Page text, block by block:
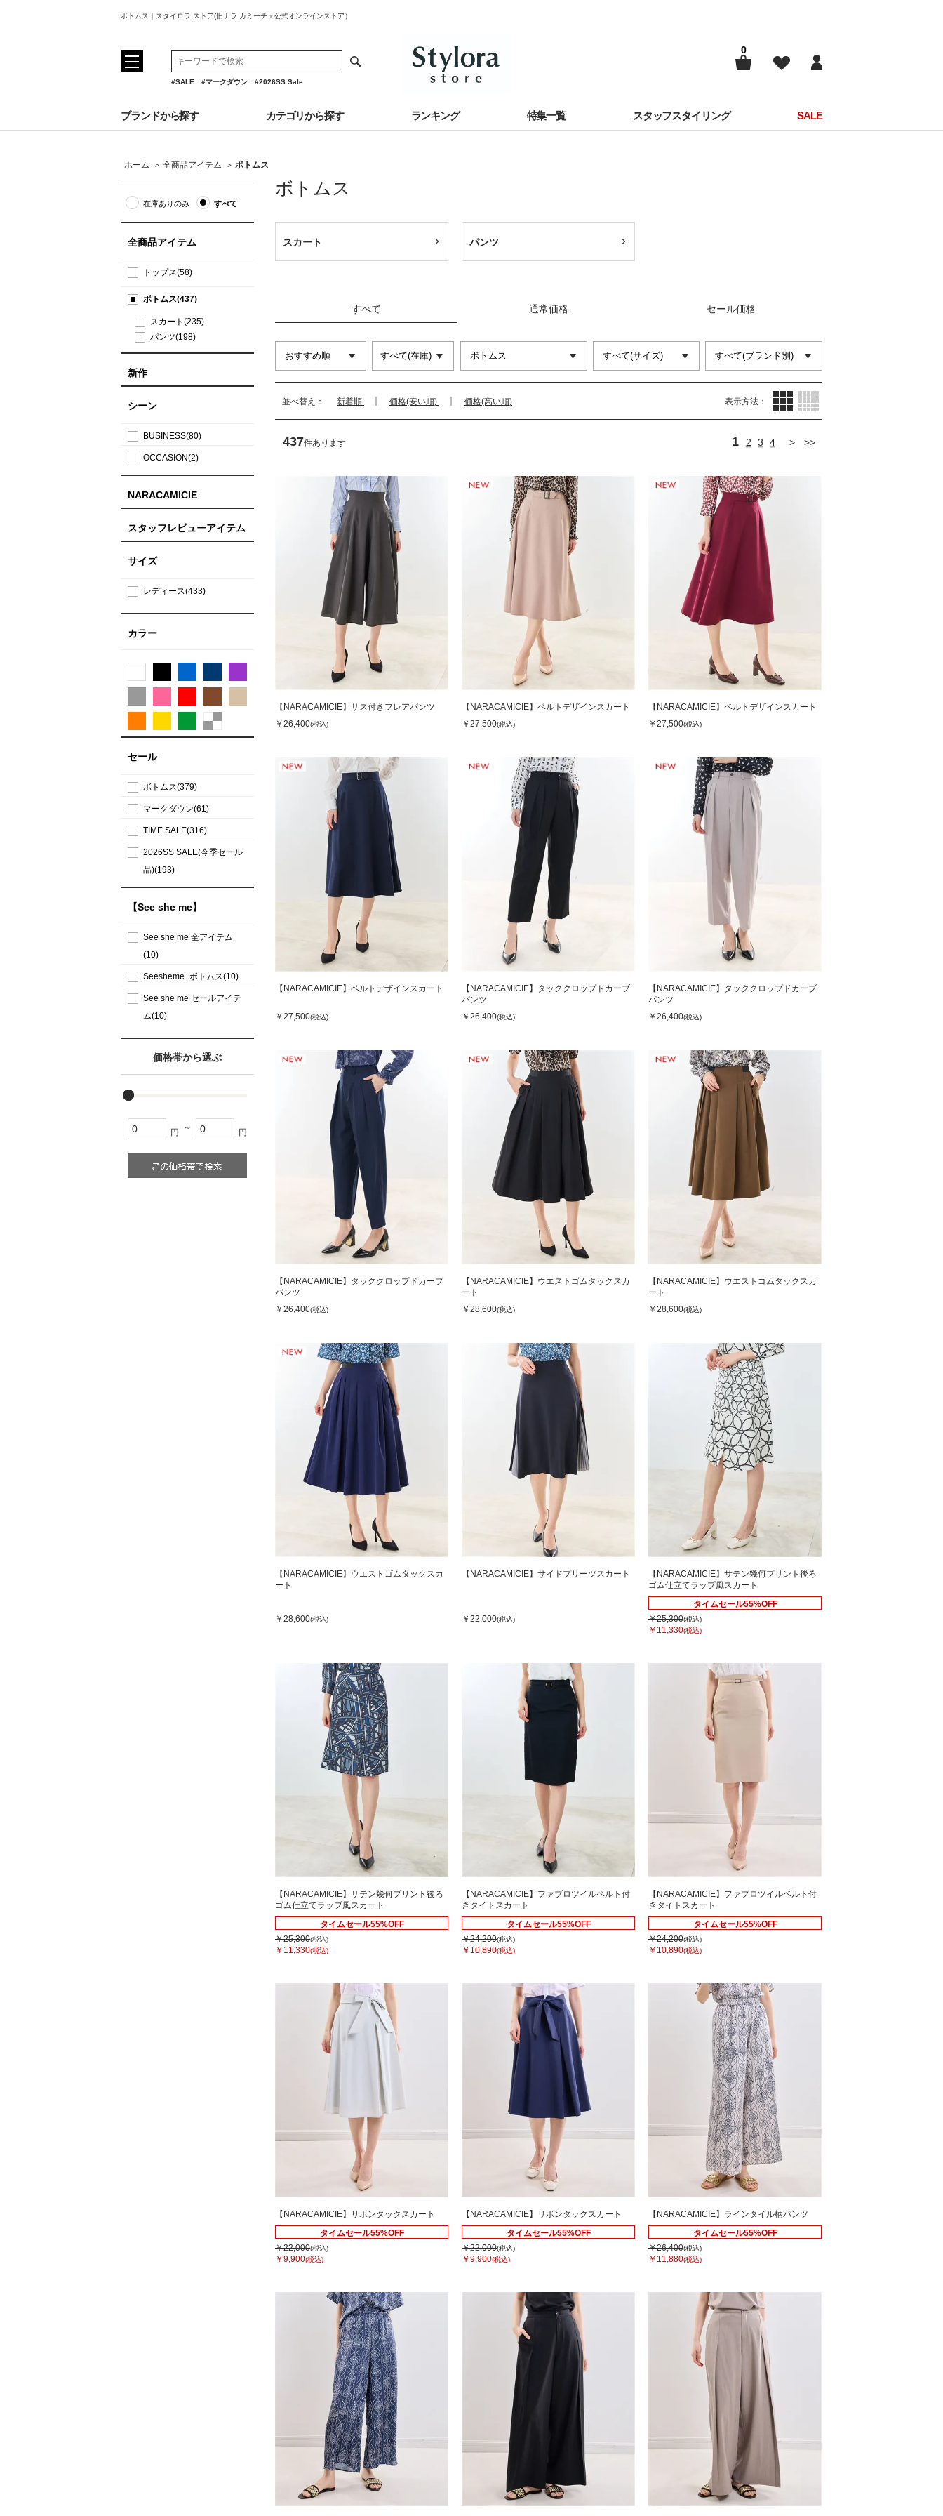
ボトムス｜スタイロラ ストア(旧ナラ カミーチェ公式オンラインストア）
#SALE #マークダウン #2026SS Sale
0
ブランドから探す カテゴリから探す ランキング 特集一覧 スタッフスタイリング SALE
ホーム > 全商品アイテム > ボトムス
ボトムス
スカート パンツ
すべて 通常価格 セール価格
並べ替え： 新着順 価格(安い順) 価格(高い順) 表示方法： サムネイル(3列)
437件あります 1 2 3 4 > >>
【NARACAMICIE】サス付きフレアパンツ
￥26,400(税込)
【NARACAMICIE】ベルトデザインスカート
￥27,500(税込)
【NARACAMICIE】ベルトデザインスカート
￥27,500(税込)
【NARACAMICIE】ベルトデザインスカート
￥27,500(税込)
【NARACAMICIE】タッククロップドカーブ
パンツ
￥26,400(税込)
【NARACAMICIE】タッククロップドカーブ
パンツ
￥26,400(税込)
【NARACAMICIE】タッククロップドカーブ
パンツ
￥26,400(税込)
【NARACAMICIE】ウエストゴムタックスカ
ート
￥28,600(税込)
【NARACAMICIE】ウエストゴムタックスカ
ート
￥28,600(税込)
【NARACAMICIE】ウエストゴムタックスカ
ート
￥28,600(税込)
【NARACAMICIE】サイドプリーツスカート
￥22,000(税込)
【NARACAMICIE】サテン幾何プリント後ろ
ゴム仕立てラップ風スカート
タイムセール55%OFF
￥25,300(税込)
￥11,330(税込)
【NARACAMICIE】サテン幾何プリント後ろ
ゴム仕立てラップ風スカート
タイムセール55%OFF
￥25,300(税込)
￥11,330(税込)
【NARACAMICIE】ファブロツイルベルト付
きタイトスカート
タイムセール55%OFF
￥24,200(税込)
￥10,890(税込)
【NARACAMICIE】ファブロツイルベルト付
きタイトスカート
タイムセール55%OFF
￥24,200(税込)
￥10,890(税込)
【NARACAMICIE】リボンタックスカート
タイムセール55%OFF
￥22,000(税込)
￥9,900(税込)
【NARACAMICIE】リボンタックスカート
タイムセール55%OFF
￥22,000(税込)
￥9,900(税込)
【NARACAMICIE】ラインタイル柄パンツ
タイムセール55%OFF
￥26,400(税込)
￥11,880(税込)
在庫ありのみ すべて
全商品アイテム
トップス(58)
ボトムス(437)
スカート(235)
パンツ(198)
新作
シーン
BUSINESS(80)
OCCASION(2)
NARACAMICIE
スタッフレビューアイテム
サイズ
レディース(433)
カラー
セール
ボトムス(379)
マークダウン(61)
TIME SALE(316)
2026SS SALE(今季セール
品)(193)
【See she me】
See she me 全アイテム
(10)
Seesheme_ボトムス(10)
See she me セールアイテ
ム(10)
価格帯から選ぶ
円 ～ 円